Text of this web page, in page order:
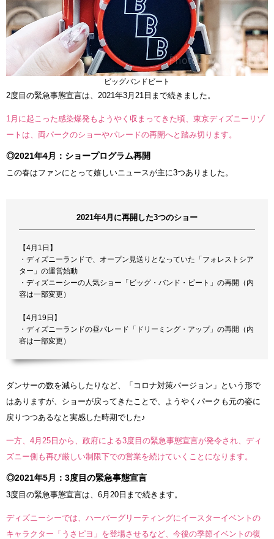
ビッグバンドビート
2度目の緊急事態宣言は、2021年3月21日まで続きました。
1月に起こった感染爆発もようやく収まってきた頃、東京ディズニーリゾ
ートは、両パークのショーやパレードの再開へと踏み切ります。
◎2021年4月：ショープログラム再開
この春はファンにとって嬉しいニュースが主に3つありました。
2021年4月に再開した3つのショー
【4月1日】
・ディズニーランドで、オープン見送りとなっていた「フォレストシア
ター」の運営始動
・ディズニーシーの人気ショー「ビッグ・バンド・ビート」の再開（内
容は一部変更）
【4月19日】
・ディズニーランドの昼パレード「ドリーミング・アップ」の再開（内
容は一部変更）
ダンサーの数を減らしたりなど、「コロナ対策バージョン」という形で
はありますが、ショーが戻ってきたことで、ようやくパークも元の姿に
戻りつつあるなと実感した時期でした♪
一方、4月25日から、政府による3度目の緊急事態宣言が発令され、ディ
ズニー側も再び厳しい制限下での営業を続けていくことになります。
◎2021年5月：3度目の緊急事態宣言
3度目の緊急事態宣言は、6月20日まで続きます。
ディズニーシーでは、ハーバーグリーティングにイースターイベントの
キャラクター「うさピヨ」を登場させるなど、今後の季節イベントの復